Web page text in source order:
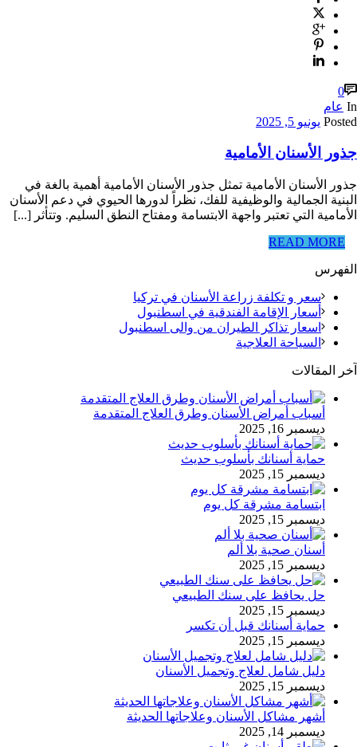
0
In عام
Posted يونيو 5, 2025
جذور الأسنان الأمامية
جذور الأسنان الأمامية تمثل جذور الأسنان الأمامية أهمية بالغة في
البنية الجمالية والوظيفية للفك، نظراً لدورها الحيوي في دعم الأسنان
الأمامية التي تعتبر واجهة الابتسامة ومفتاح النطق السليم. وتتأثر [...]
READ MORE
الفهرس
سعر و تكلفة زراعة الأسنان في تركيا
أسعار الإقامة الفندقية في اسطنبول
اسعار تذاكر الطيران من والى اسطنبول
السياحة العلاجية
آخر المقالات
أسباب أمراض الأسنان وطرق العلاج المتقدمة
ديسمبر 16, 2025
حماية أسنانك بأسلوب حديث
ديسمبر 15, 2025
ابتسامة مشرقة كل يوم
ديسمبر 15, 2025
أسنان صحية بلا ألم
ديسمبر 15, 2025
حل يحافظ على سنك الطبيعي
ديسمبر 15, 2025
حماية أسنانك قبل أن تكسر
ديسمبر 15, 2025
دليل شامل لعلاج وتجميل الأسنان
ديسمبر 15, 2025
أشهر مشاكل الأسنان وعلاجاتها الحديثة
ديسمبر 14, 2025